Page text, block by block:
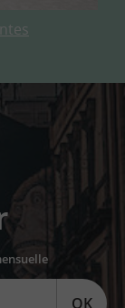
OK